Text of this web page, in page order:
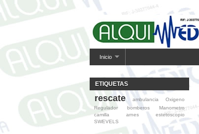
Inicio
ETIQUETAS
rescate ambulancia
Oxigeno
Regulador
bomberos
Manometro
camilla
arnes
estetoscopio
SWEVELS